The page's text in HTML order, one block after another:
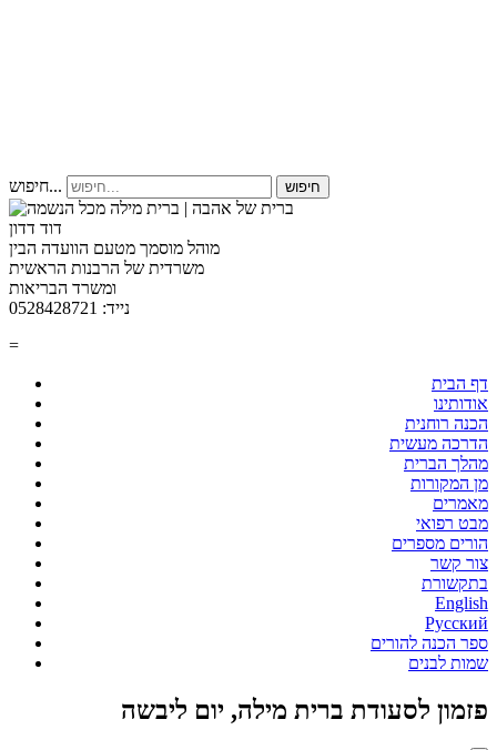
חיפוש... חיפוש
דוד דדון
מוהל מוסמך מטעם הוועדה הבין
משרדית של הרבנות הראשית
ומשרד הבריאות
נייד: 0528428721
=
דף הבית
אודותינו
הכנה רוחנית
הדרכה מעשית
מהלך הברית
מן המקורות
מאמרים
מבט רפואי
הורים מספרים
צור קשר
בתקשורת
English
Русский
ספר הכנה להורים
שמות לבנים
פזמון לסעודת ברית מילה, יום ליבשה